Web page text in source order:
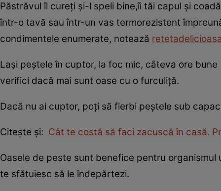
Păstrăvul îl cureţi şi-l speli bine,îi tăi capul şi
într-o tavă sau într-un vas termorezistent
condimentele enumerate, notează
Laşi peştele în cuptor, la foc mic, câteva ore
verifici dacă mai sunt oase cu o furculiţă.
Dacă nu ai cuptor, poţi să fierbi peştele sub
Citeşte şi: Cât te costă să faci zacuscă în casă.
Oasele de peste sunt benefice pentru
te sfătuiesc să le îndepărtezi.